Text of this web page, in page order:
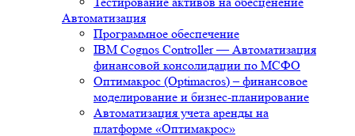
Автоматизация
Программное обеспечение
IBM Cognos Controller — Автоматизация
финансовой консолидации по МСФО
Оптимакрос (Optimacros) – финансовое
моделирование и бизнес-планирование
Автоматизация учета аренды на
платформе «Оптимакрос»